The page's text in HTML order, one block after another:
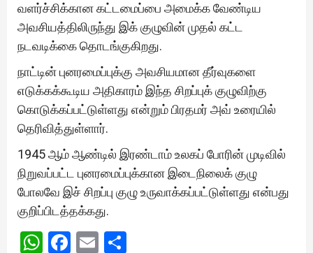
வளர்ச்சிக்கான கட்டமைப்பை அமைக்க வேண்டிய
அவசியத்திலிருந்து இக் குழுவின் முதல் கட்ட
நடவடிக்கை தொடங்குகிறது.
நாட்டின் புனரமைப்புக்கு அவசியமான தீர்வுகளை
எடுக்கக்கூடிய அதிகாரம் இந்த சிறப்புக் குழுவிற்கு
கொடுக்கப்பட்டுள்ளது என்றும் பிரதமர் அவ் உரையில்
தெரிவித்துள்ளார்.
1945 ஆம் ஆண்டில் இரண்டாம் உலகப் போரின் முடிவில்
நிறுவப்பட்ட புனரமைப்புக்கான இடைநிலைக் குழு
போலவே இச் சிறப்பு குழு உருவாக்கப்பட்டுள்ளது என்பது
குறிப்பிடத்தக்கது.
WhatsApp
Facebook
Email